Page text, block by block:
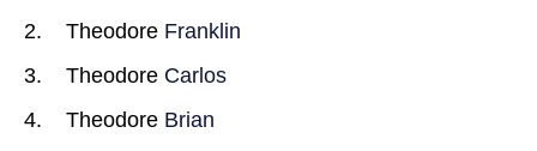
Theodore Franklin
Theodore Carlos
Theodore Brian